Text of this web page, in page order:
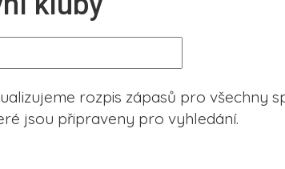
rozpis zápasů pro všechny
jsou připraveny pro vyhledání.